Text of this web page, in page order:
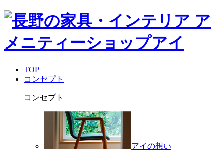
TOP
コンセプト
コンセプト
アイの想い